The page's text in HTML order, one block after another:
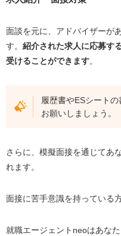
面談を元に、アドバイザーが
す。 紹介された求人に応募す
受けることができます。
履歴書やESシート
お願いしましょう。
さらに、模擬面接を通じてあ
れます。
面接に苦手意識を持っている
就職エージェントneoはあな